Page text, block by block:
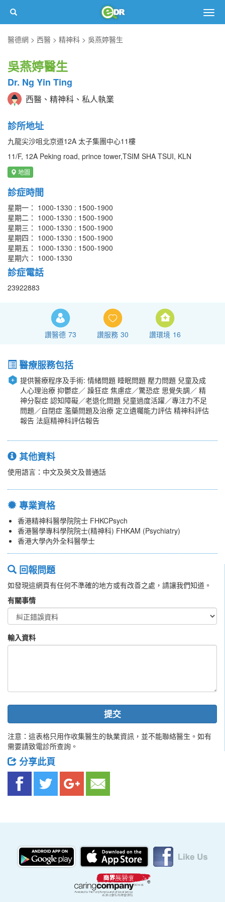
醫德網
西醫 精神科 吳燕婷醫生
吳燕婷醫生
Dr. Ng Yin Ting
西醫、精神科、私人執業
診所地址
九龍尖沙咀北京道12A 太子集團中心11樓
11/F, 12A Peking road, prince tower,TSIM SHA TSUI, KLN
地圖
診症時間
星期一： 1000-1330 : 1500-1900
星期二： 1000-1330 : 1500-1900
星期三： 1000-1330 : 1500-1900
星期四： 1000-1330 : 1500-1900
星期五： 1000-1330 : 1500-1900
星期六： 1000-1330
診症電話
23922883
讚醫德 73 讚服務 30 讚環境 16
醫療服務包括
提供醫療程序及手術: 情緒問題 睡眠問題 壓力問題 兒童及成
人心理治療 抑鬱症／ 躁狂症 焦慮症／驚恐症 思覺失調／ 精
神分裂症 認知障礙／老退化問題 兒童過度活躍／專注力不足
問題／自閉症 濫藥問題及治療 定立遺囑能力評估 精神科評估
報告 法庭精神科評估報告
其他資料
使用語言：中文及英文及普通話
專業資格
香港精神科醫學院院士 FHKCPsych
香港醫學專科學院院士(精神科) FHKAM (Psychiatry)
香港大學內外全科醫學士
回報問題
如發現這網頁有任何不準確的地方或有改善之處，請讓我們知道。
有關事情
輸入資料
提交
注意：這表格只用作收集醫生的執業資訊，並不能聯絡醫生。如有
需要請致電診所查詢。
分享此頁